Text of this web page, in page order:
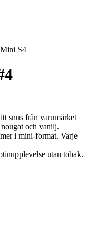
snus från varumärket
och vanilj.
i mini-format. Varje
utan tobak.